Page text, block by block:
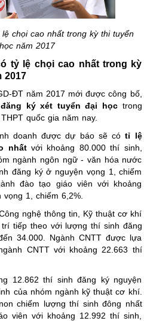
chọi cao nhất trong kỳ thi tuyển
năm 2017
tỷ lệ chọi cao nhất trong kỳ
2017
ĐT năm 2017 mới được công bố,
đăng ký xét tuyển đại họctrong
quốc gia năm nay.
doanh được dự báo sẽ cótỉ lệ
nhấtvới khoảng 80.000 thí sinh,
ngành ngôn ngữ - văn hóa nước
đăng ký ở nguyện vọng 1, chiếm
đào tạo giáo viên với khoảng
1, chiếm 6,2%.
nghệ thông tin, Kỹ thuật cơ khí
tiếp theo với lượng thí sinh đăng
34.000. Ngành CNTT được lựa
CNTT với khoảng 22.663 thí
12.862 thí sinh đăng ký nguyện
của nhóm ngành kỹ thuật cơ khí.
chiếm lượng thí sinh đông nhất
viên với khoảng 12.992 thí sinh,